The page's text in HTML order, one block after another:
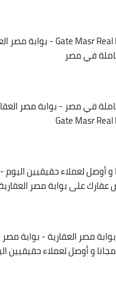
في مصر
في مصر - بوابة مصر
أوصل لعملاء حقيقيين اليوم
عقارك على بوابة مصر
مصر العقارية - بوابة مصر
و أوصل لعملاء حقيقيين